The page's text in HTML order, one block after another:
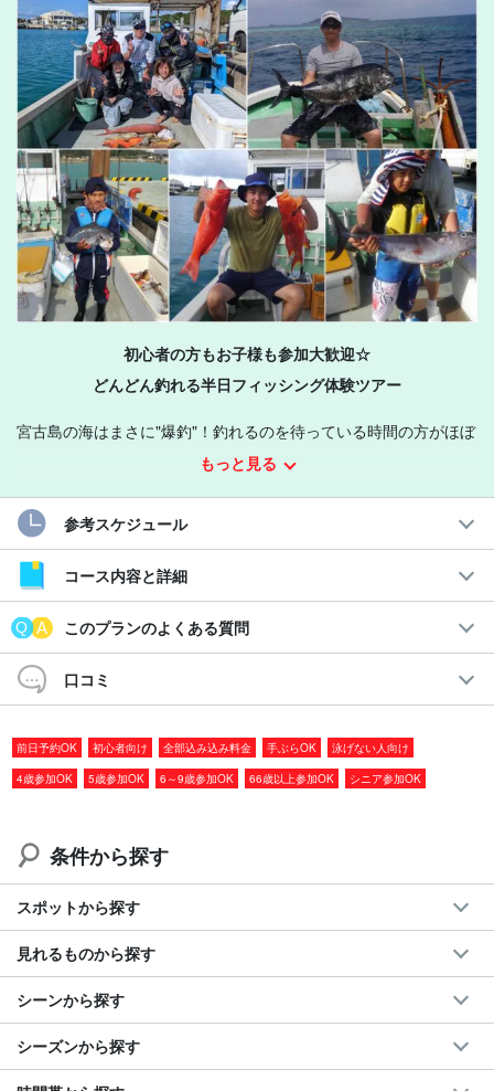
初心者の方もお子様も参加大歓迎☆
どんどん釣れる半日フィッシング体験ツアー
宮古島の海はまさに"爆釣"！釣れるのを待っている時間の方がほぼ
ないくらい簡単に釣れるのでお気軽にご参加くださいね。
おすすめポイント
◆
前日予約OK☆
◆釣り初心者大歓迎
◆
◆半日で気軽に釣りを体験できる
◆釣り竿とエサ代込みだから手ぶらで参加できる
軽にお申し付けください☆
もっと見る
参考スケジュール
コース内容と詳細
このプランのよくある質問
口コミ
前日予約OK 初心者向け 全部込み込み料金 手ぶらOK
泳げない人向け
4歳参加OK
5歳参加OK 6～9歳参加OK 66歳以上参加OK シニア参加OK
条件から探す
スポットから探す
見れるものから探す
シーンから探す
シーズンから探す